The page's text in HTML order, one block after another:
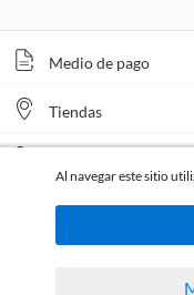
Medio de pago
Tiendas
Al navegar este sitio